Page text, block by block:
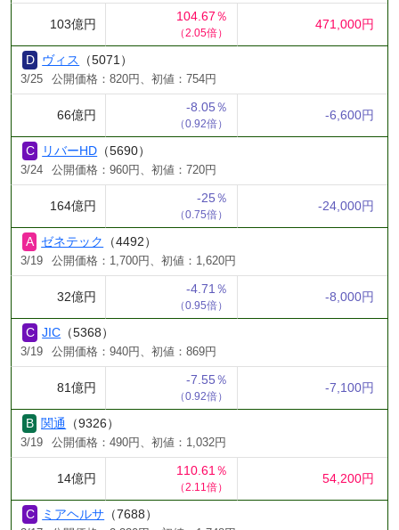
103億円
104.67％
（2.05倍）
471,000円
ヴィス （5071）
3/25 公開価格：820円、初値：754円
66億円
-8.05％
（0.92倍）
-6,600円
リバーHD （5690）
3/24 公開価格：960円、初値：720円
164億円
-25％
（0.75倍）
-24,000円
ゼネテック （4492）
3/19 公開価格：1,700円、初値：1,620円
32億円
-4.71％
（0.95倍）
-8,000円
JIC （5368）
3/19 公開価格：940円、初値：869円
81億円
-7.55％
（0.92倍）
-7,100円
関通 （9326）
3/19 公開価格：490円、初値：1,032円
14億円
110.61％
（2.11倍）
54,200円
ミアヘルサ （7688）